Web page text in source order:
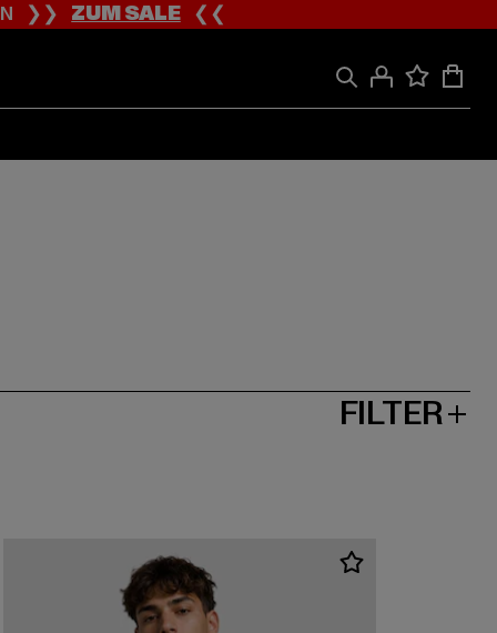
❯❯ZUM SALE❮❮
FILTER